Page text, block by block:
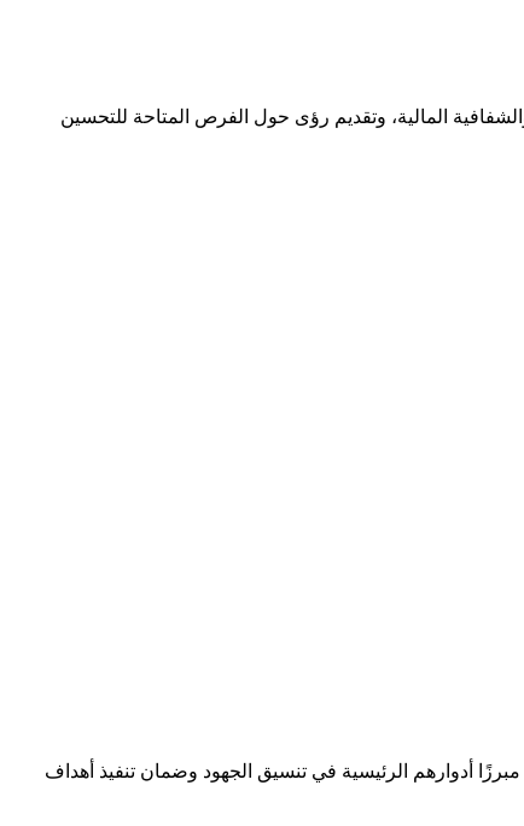
المالية، وتقديم رؤى حول الفرص المتاحة للتحسين
أدوارهم الرئيسية في تنسيق الجهود وضمان تنفيذ أهداف